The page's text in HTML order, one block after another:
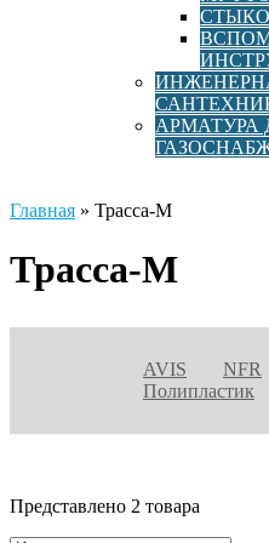
АРМАТУРА
Главная » Трасса-М
Трасса-М
AVIS NFR
Полипластик
Представлено 2 товара